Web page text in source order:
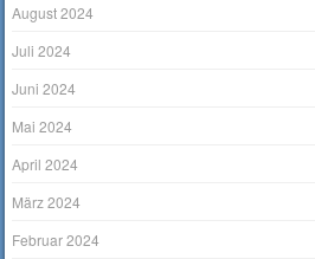
August 2024
Juli 2024
Juni 2024
Mai 2024
April 2024
März 2024
Februar 2024